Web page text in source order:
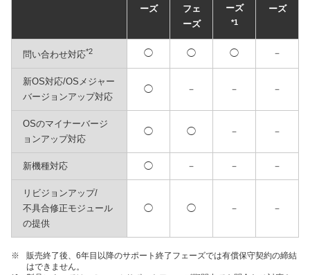
ーズ
フェ
ーズ
ーズ
*1
ーズ
問い合わせ対応*2 ◯ ◯ ◯ －
新OS対応/OSメジャー
バージョンアップ対応
◯ － － －
OSのマイナーバージ
ョンアップ対応
◯ ◯ － －
新機種対応 ◯ － － －
リビジョンアップ/
不具合修正モジュール
の提供
◯ ◯ － －
※
販売終了後、6年目以降のサポート終了フェーズでは有償保守契約の締結
はできません。